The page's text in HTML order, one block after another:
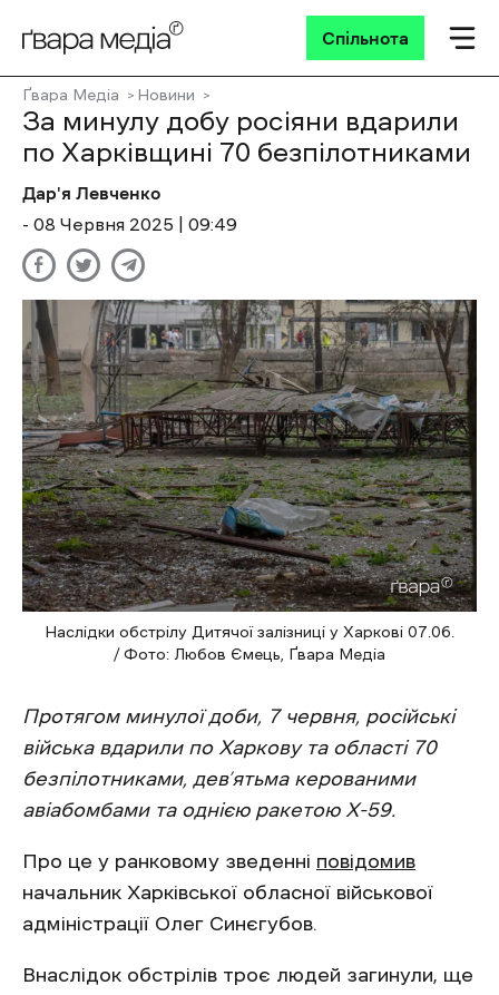
Спільнота
Ґвара Медіа Новини
За минулу добу росіяни вдарили
по Харківщині 70 безпілотниками
Дар'я Левченко
- 08 Червня 2025 | 09:49
Наслідки обстрілу Дитячої залізниці у Харкові 07.06.
/ Фото: Любов Ємець, Ґвара Медіа
Протягом минулої доби, 7 червня, російські
війська вдарили по Харкову та області 70
безпілотниками, дев’ятьма керованими
авіабомбами та однією ракетою Х-59.
Про це у ранковому зведенні повідомив
начальник Харківської обласної військової
адміністрації Олег Синєгубов.
Внаслідок обстрілів троє людей загинули, ще